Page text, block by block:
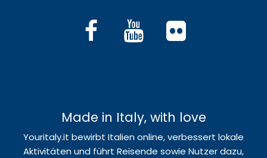
Made in Italy, with love
Youritaly.it bewirbt Italien online, verbessert lokale
Aktivitäten und führt Reisende sowie Nutzer dazu,